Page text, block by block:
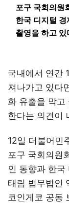
포구 국회의원
한국 디지털
촬영을 하고
국내에서 연간
져나가고 있다
화 유출을 막고
한다는 의견이
12일 더불어민
포구 국회의원
인 동향과 한
태림 법무법인
코인게코 공동